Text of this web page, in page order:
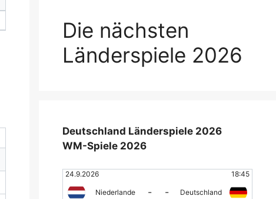
Die nächsten
Länderspiele 2026
Deutschland Länderspiele 2026
WM-Spiele 2026
24.9.2026 18:45
Niederlande - -
Deutschland